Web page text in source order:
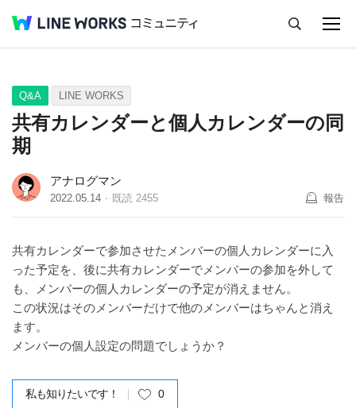
Q&A Tips Ideas
Q&A LINE WORKS
共有カレンダーと個人カレンダーの同
期
アナログマン
2022.05.14 既読 2455 報告
共有カレンダーで参加させたメンバーの個人カレンダーに入
った予定を、後に共有カレンダーでメンバーの参加を外して
も、メンバーの個人カレンダーの予定が消えません。
この状況はそのメンバーだけで他のメンバーはちゃんと消え
ます。
メンバーの個人設定の問題でしょうか？
私も知りたいです！ 0